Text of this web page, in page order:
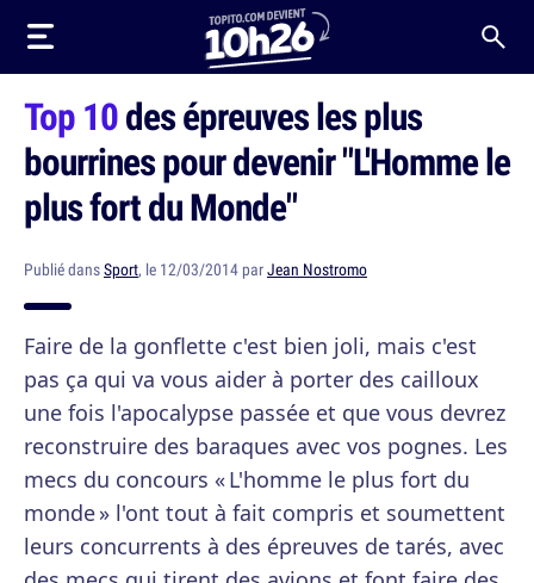
Top 10des épreuves les plus
bourrines pour devenir "L'Homme le
plus fort du Monde"
Publié dansSport, le 12/03/2014 parJean Nostromo
Faire de la gonflette c'est bien joli, mais c'est
pas ça qui va vous aider à porter des cailloux
une fois l'apocalypse passée et que vous devrez
reconstruire des baraques avec vos pognes. Les
mecs du concours « L'homme le plus fort du
monde » l'ont tout à fait compris et soumettent
leurs concurrents à des épreuves de tarés, avec